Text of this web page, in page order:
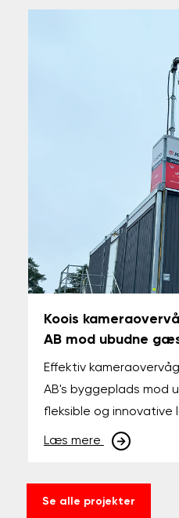
Koois
AB mod ubudne
Effektiv
AB's byggeplads mod
fleksible og innovative
Læs mere
Se alle projekter